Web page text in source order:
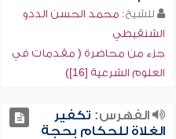
للشيخ: محمد الحسن الددو
الشنقيطي
جزء من محاضرة ( مقدمات في
العلوم الشرعية [16])
الفهرس: تكفير
الغلاة للحكام بحجة